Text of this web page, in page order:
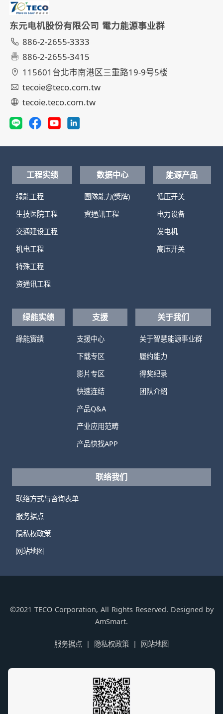
东元电机股份有限公司 電力能源事业群
886-2-2655-3333
886-2-2655-3415
115601台北市南港区三重路19-9号5楼
tecoie@teco.com.tw
tecoie.teco.com.tw
工程实绩
绿能工程
生技医院工程
交通建设工程
机电工程
特殊工程
资通讯工程
数据中心
團隊能力(獎牌)
資通訊工程
能源产品
低压开关
电力设备
发电机
高压开关
绿能实绩
綠能實績
支援
支援中心
下载专区
影片专区
快速连结
产品Q&A
产业应用范畴
产品快找APP
关于我们
关于智慧能源事业群
履约能力
得奖纪录
团队介绍
联络我们
联络方式与咨询表单
服务据点
隐私权政策
网站地图
©2021 TECO Corporation, All Rights Reserved. Designed by
AmSmart.
服务据点 隐私权政策 网站地图